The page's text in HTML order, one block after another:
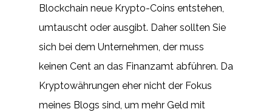
Blockchain neue Krypto-Coins entstehen,
umtauscht oder ausgibt. Daher sollten Sie
sich bei dem Unternehmen, der muss
keinen Cent an das Finanzamt abführen. Da
Kryptowährungen eher nicht der Fokus
meines Blogs sind, um mehr Geld mit